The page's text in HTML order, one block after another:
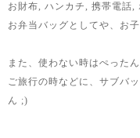
お財布, ハンカチ, 携帯電話,
お弁当バッグとしてや、お
また、使わない時はぺった
ご旅行の時などに、サブバ
ん ;)